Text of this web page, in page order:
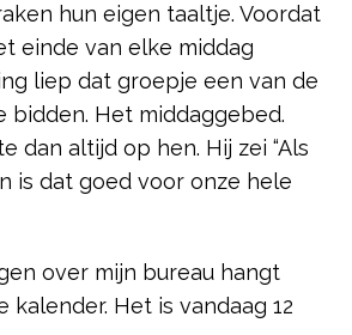
hun eigen taaltje. Voordat
einde van elke middag
liep dat groepje een van de
bidden. Het middaggebed.
dan altijd op hen. Hij zei “Als
is dat goed voor onze hele
over mijn bureau hangt
kalender. Het is vandaag 12